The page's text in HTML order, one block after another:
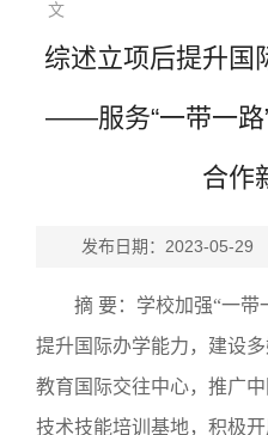
文
综述立项后提升国
——服务“一带一路
合作
发布日期：2023-05-
摘 要： 学校加强“一带
提升国际办学能力，建设
教育国际交往中心，推广
技术技能培训基地，积极